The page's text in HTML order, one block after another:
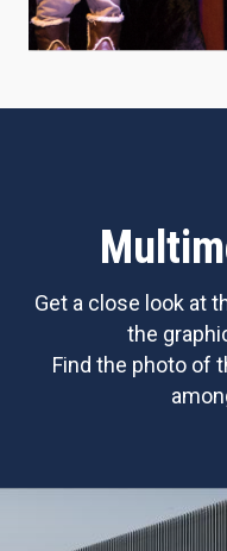
Get a close look at
the
Find the photo of